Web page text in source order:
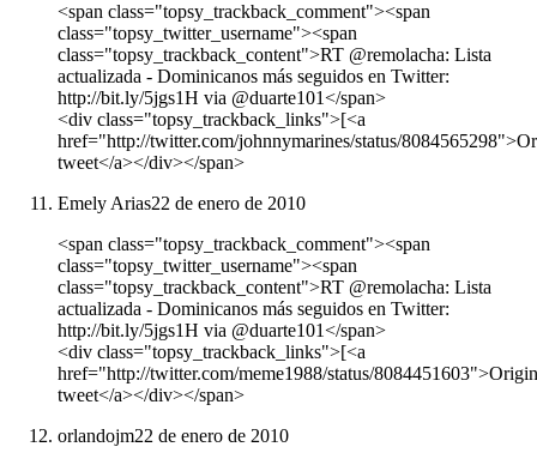
<span class="topsy_trackback_comment"><span
class="topsy_twitter_username"><span
class="topsy_trackback_content">RT @remolacha: Lista
actualizada - Dominicanos más seguidos en Twitter:
http://bit.ly/5jgs1H via @duarte101</span>
<div class="topsy_trackback_links">[<a
href="http://twitter.com/johnnymarines/status/
tweet</a></div></span>
Emely Arias22 de enero de 2010
<span class="topsy_trackback_comment"><span
class="topsy_twitter_username"><span
class="topsy_trackback_content">RT @remolacha: Lista
actualizada - Dominicanos más seguidos en Twitter:
http://bit.ly/5jgs1H via @duarte101</span>
<div class="topsy_trackback_links">[<a
href="http://twitter.com/meme1988/status/
tweet</a></div></span>
orlandojm22 de enero de 2010